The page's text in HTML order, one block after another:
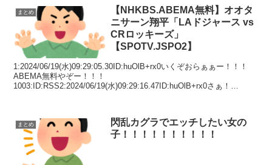
まとめ
【NHKBS.ABEMA無料】オオタ
ニサーン翔平「LAドジャース vs
CRロッキーズ」
【SPOTV.JSPO2】
1:2024/06/19(水)09:29:05.30ID:huOlB+rx0いくぞおらぁぁー！！！
ABEMA無料やぞー！！！
1003:ID:RSS2:2024/06/19(水)09:29:16.47ID:huOlB+rx0さぁ！
まとめ
閃乱カグラでエッチしたい女の
子！！！！！！！！！！